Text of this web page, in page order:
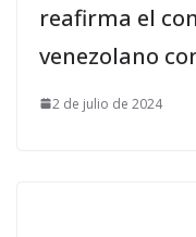
reafirma el
venezolano
2 de julio de 2024